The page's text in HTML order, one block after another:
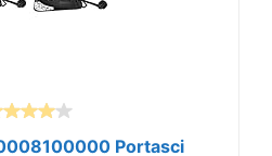
Portasci